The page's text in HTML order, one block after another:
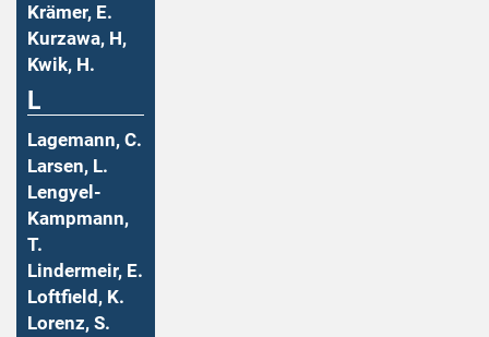
Krämer, E.
Kurzawa, H,
Kwik, H.
L
Lagemann, C.
Larsen, L.
Lengyel-
Kampmann,
T.
Lindermeir, E.
Loftfield, K.
Lorenz, S.